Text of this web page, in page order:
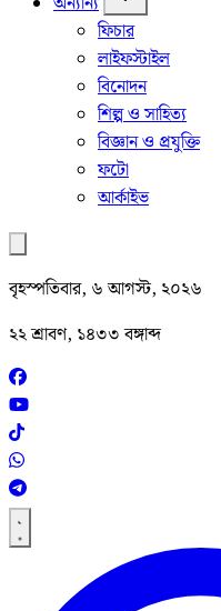
ফিচার
লাইফস্টাইল
বিনোদন
শিল্প ও সাহিত্য
বিজ্ঞান ও প্রযুক্তি
ফটো
আর্কাইভ
বৃহস্পতিবার, ৬ আগস্ট, ২০২৬
২২ শ্রাবণ, ১৪৩৩ বঙ্গাব্দ